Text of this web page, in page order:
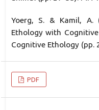
Yoerg, S. & Kamil, A.
Ethology with Cognitive
Cognitive Ethology (pp.
PDF